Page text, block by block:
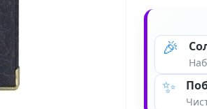
🎉
✨